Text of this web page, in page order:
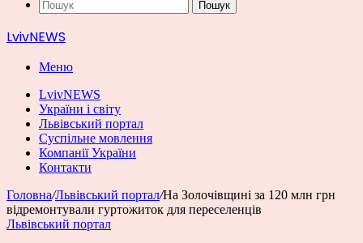
Пошук
LvivNEWS
Меню
LvivNEWS
України і світу
Львівський портал
Суспільне мовлення
Компанії України
Контакти
Головна/Львівський портал/На Золочівщині за 120 млн грн
відремонтували гуртожиток для переселенців
Львівський портал